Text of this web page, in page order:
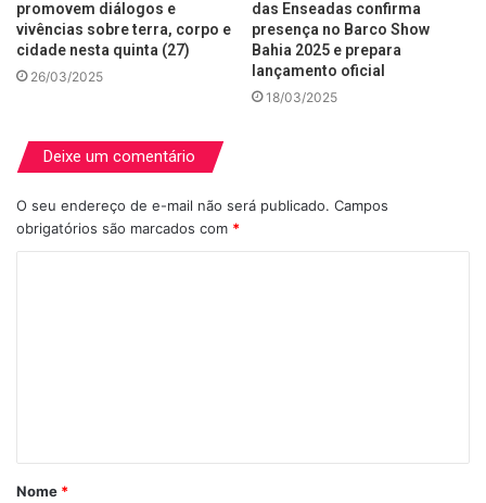
promovem diálogos e
vivências sobre terra, corpo e
cidade nesta quinta (27)
26/03/2025
das Enseadas confirma
presença no Barco Show
Bahia 2025 e prepara
lançamento oficial
18/03/2025
Deixe um comentário
O seu endereço de e-mail não será publicado. Campos
obrigatórios são marcados com *
á
r
Nome *